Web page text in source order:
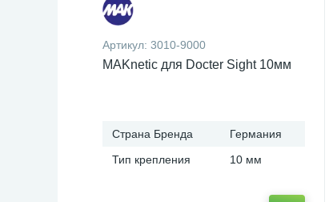
Артикул: 3010-9000
MAKnetic для Docter Sight 10мм
Страна Бренда
Германия
Тип крепления
10 мм